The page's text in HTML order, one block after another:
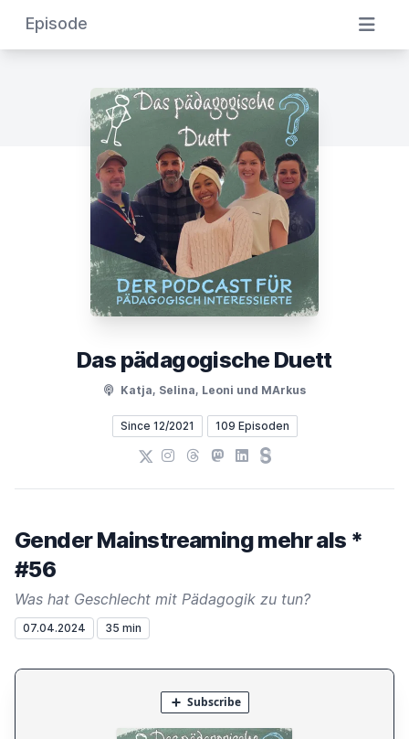
Episode
Das pädagogische Duett
Katja, Selina, Leoni und MArkus
Since 12/2021 109 Episoden
X Instagram
Threads
Mastodon
LinkedIn
Steady
Gender Mainstreaming mehr als *
#56
Was hat Geschlecht mit Pädagogik zu tun?
07.04.2024 35 min